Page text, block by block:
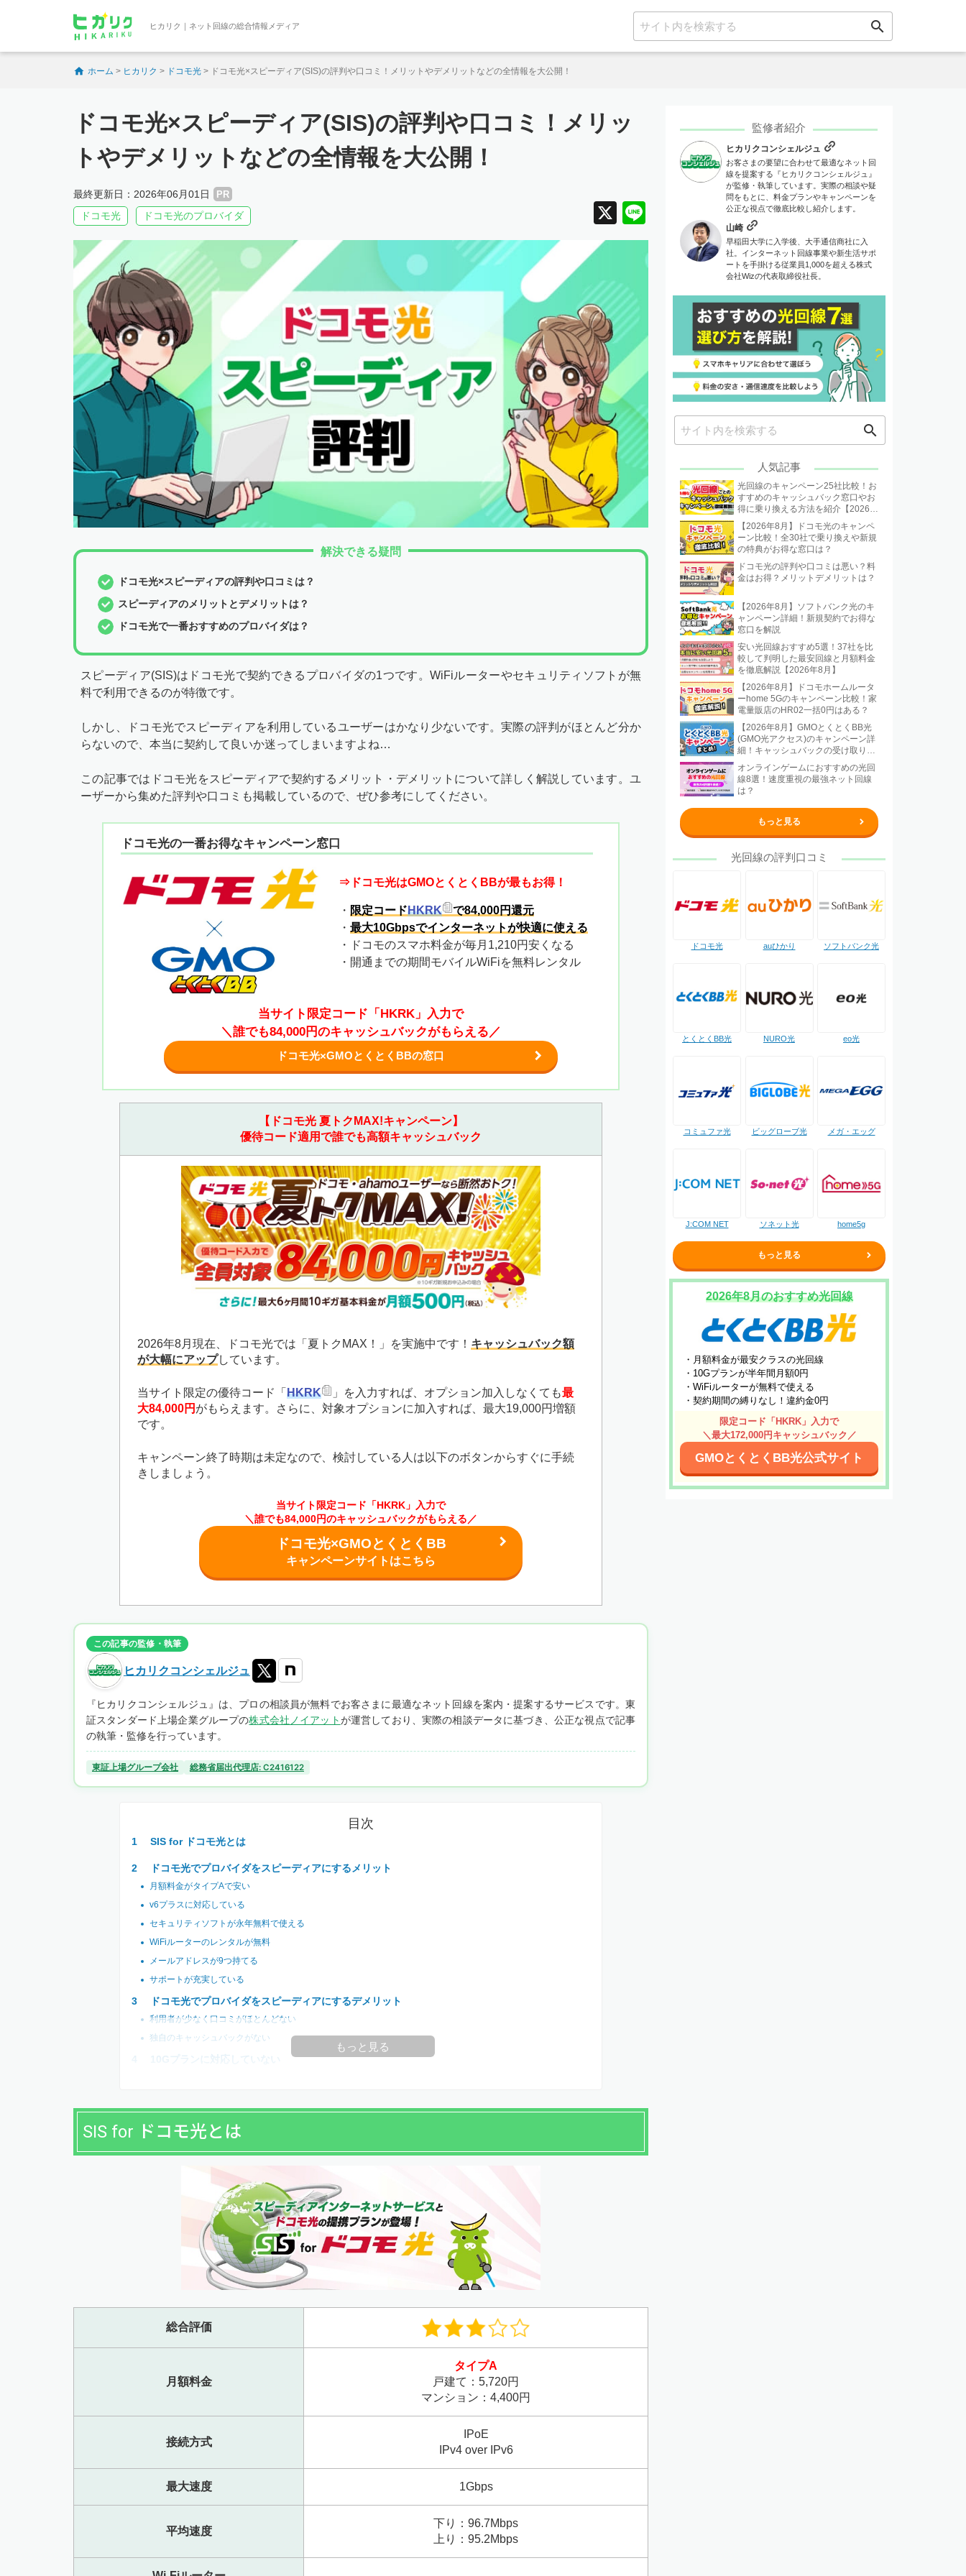
ヒカリク｜ネット回線の総合情報メディア search
ホーム > ヒカリク > ドコモ光 > ドコモ光×スピーディア(SIS)の評判や口コミ！メリットやデメリットなどの全情報を大公開！
ドコモ光×スピーディア(SIS)の評判や口コミ！メリッ
トやデメリットなどの全情報を大公開！
最終更新日：2026年06月01日 PR
X
ドコモ光 ドコモ光のプロバイダ
解決できる疑問
ドコモ光×スピーディアの評判や口コミは？
スピーディアのメリットとデメリットは？
ドコモ光で一番おすすめのプロバイダは？
スピーディア(SIS)はドコモ光で契約できるプロバイダの1つです。WiFiルーターやセキュリティソフトが無
料で利用できるのが特徴です。
しかし、ドコモ光でスピーディアを利用しているユーザーはかなり少ないです。実際の評判がほとんど分か
らないので、本当に契約して良いか迷ってしまいますよね…
この記事ではドコモ光をスピーディアで契約するメリット・デメリットについて詳しく解説しています。ユ
ーザーから集めた評判や口コミも掲載しているので、ぜひ参考にしてください。
ドコモ光の一番お得なキャンペーン窓口
⇒ドコモ光はGMOとくとくBBが最もお得！
・ 限定コードHKRK
で84,000円還元
・ 最大10Gbpsでインターネットが快適に使える
・ドコモのスマホ料金が毎月1,210円安くなる
・開通までの期間モバイルWiFiを無料レンタル
当サイト限定コード「HKRK」入力で
＼誰でも84,000円のキャッシュバックがもらえる／
ドコモ光×GMOとくとくBBの窓口
【ドコモ光 夏トクMAX!キャンペーン】
優待コード適用で誰でも高額キャッシュバック
2026年8月現在、ドコモ光では「夏トクMAX！」を実施中です！ キャッシュバック額
が大幅にアップしています。
当サイト限定の優待コード「 HKRK 」を入力すれば、オプション加入しなくても最
大84,000円 がもらえます。さらに、対象オプションに加入すれば、最大19,000円増額
です。
キャンペーン終了時期は未定なので、検討している人は以下のボタンからすぐに手続
きしましょう。
当サイト限定コード「HKRK」入力で
＼誰でも84,000円のキャッシュバックがもらえる／
ドコモ光×GMOとくとくBB
キャンペーンサイトはこちら
この記事の監修・執筆
ヒカリクコンシェルジュ
『ヒカリクコンシェルジュ』は、プロの相談員が無料でお客さまに最適なネット回線を案内・提案するサービスです。東
証スタンダード上場企業グループの株式会社ノイアットが運営しており、実際の相談データに基づき、公正な視点で記事
の執筆・監修を行っています。
東証上場グループ会社 総務省届出代理店: C2416122
目次
SIS for ドコモ光とは
ドコモ光でプロバイダをスピーディアにするメリット
月額料金がタイプAで安い
v6プラスに対応している
セキュリティソフトが永年無料で使える
WiFiルーターのレンタルが無料
メールアドレスが9つ持てる
サポートが充実している
ドコモ光でプロバイダをスピーディアにするデメリット
利用者が少なく口コミがほとんどない
独自のキャッシュバックがない
10Gプランに対応していない
もっと見る
SIS for ドコモ光とは
総合評価
月額料金
タイプA
戸建て：5,720円
マンション：4,400円
接続方式
IPoE
IPv4 over IPv6
最大速度 1Gbps
平均速度
下り：96.7Mbps
上り：95.2Mbps
監修者紹介
ヒカリクコンシェルジュ
お客さまの要望に合わせて最適なネット回
線を提案する『ヒカリクコンシェルジュ』
が監修・執筆しています。実際の相談や疑
問をもとに、料金プランやキャンペーンを
公正な視点で徹底比較し紹介します。
山崎
早稲田大学に入学後、大手通信商社に入
社。インターネット回線事業や新生活サポ
ートを手掛ける従業員1,000を超える株式
会社Wizの代表取締役社長。
search
人気記事
光回線のキャンペーン25社比較！お
すすめのキャッシュバック窓口やお
得に乗り換える方法を紹介【2026年
8月】
【2026年8月】ドコモ光のキャンペ
ーン比較！全30社で乗り換えや新規
の特典がお得な窓口は？
ドコモ光の評判や口コミは悪い？料
金はお得？メリットデメリットは？
【2026年8月】ソフトバンク光のキ
ャンペーン詳細！新規契約でお得な
窓口を解説
安い光回線おすすめ5選！37社を比
較して判明した最安回線と月額料金
を徹底解説【2026年8月】
【2026年8月】ドコモホームルータ
ーhome 5Gのキャンペーン比較！家
電量販店のHR02一括0円はある？
【2026年8月】GMOとくとくBB光
(GMO光アクセス)のキャンペーン詳
細！キャッシュバックの受け取り方
法も解説
オンラインゲームにおすすめの光回
線8選！速度重視の最強ネット回線
は？
もっと見る
光回線の評判口コミ
ドコモ光 auひかり ソフトバンク光
とくとくBB光 NURO光 eo光
コミュファ光 ビッグローブ光 メガ・エッグ
J:COM NET ソネット光 home5g
もっと見る
2026年8月のおすすめ光回線
・月額料金が最安クラスの光回線
・10Gプランが半年間月額0円
・WiFiルーターが無料で使える
・契約期間の縛りなし！違約金0円
限定コード「HKRK」入力で
＼最大172,000円キャッシュバック／
GMOとくとくBB光公式サイト